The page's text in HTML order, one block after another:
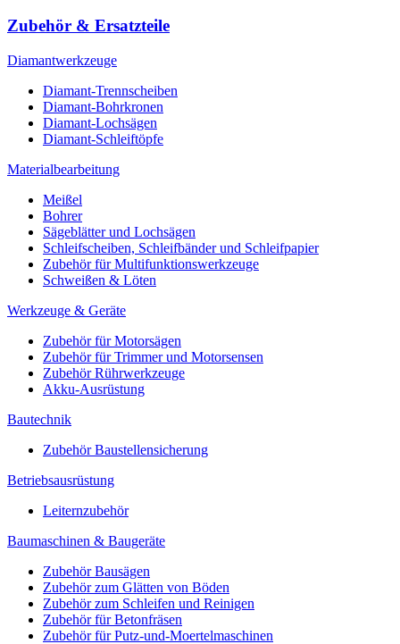
Zubehör & Ersatzteile
Diamantwerkzeuge
Diamant-Trennscheiben
Diamant-Bohrkronen
Diamant-Lochsägen
Diamant-Schleiftöpfe
Materialbearbeitung
Meißel
Bohrer
Sägeblätter und Lochsägen
Schleifscheiben, Schleifbänder und Schleifpapier
Zubehör für Multifunktionswerkzeuge
Schweißen & Löten
Werkzeuge & Geräte
Zubehör für Motorsägen
Zubehör für Trimmer und Motorsensen
Zubehör Rührwerkzeuge
Akku-Ausrüstung
Bautechnik
Zubehör Baustellensicherung
Betriebsausrüstung
Leiternzubehör
Baumaschinen & Baugeräte
Zubehör Bausägen
Zubehör zum Glätten von Böden
Zubehör zum Schleifen und Reinigen
Zubehör für Betonfräsen
Zubehör für Putz-und-Moertelmaschinen